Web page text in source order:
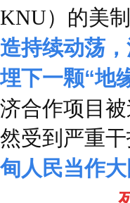
KNU）的美
造持续动荡
埋下一颗“地
济合作项目
然受到严重干
甸人民当作